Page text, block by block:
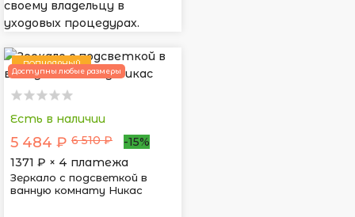
своему владельцу в
уходовых процедурах.
ПОПУЛЯРНЫЙ
Доступны любые размеры
Есть в наличии
5 484 ₽ 6 510 ₽
-15%
1371 ₽ × 4 платежа
Зеркало с подсветкой в
ванную комнату Никас